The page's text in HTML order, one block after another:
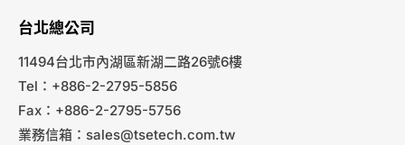
台北總公司
11494台北市內湖區新湖二路26號6樓
Tel：+886-2-2795-5856
Fax：+886-2-2795-5756
業務信箱： sales@tsetech.com.tw